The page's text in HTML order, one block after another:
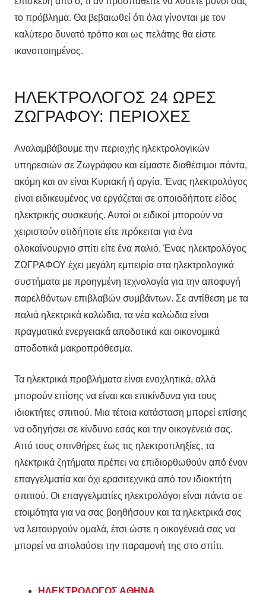
το πρόβλημα. Θα βεβαιωθεί ότι όλα γίνονται με τον
καλύτερο δυνατό τρόπο και ως πελάτης θα είστε
ικανοποιημένος.
ΗΛΕΚΤΡΟΛΟΓΟΣ 24 ΩΡΕΣ
ΖΩΓΡΑΦΟΥ: ΠΕΡΙΟΧΕΣ
Αναλαμβάβουμε την περιοχής ηλεκτρολογικών
υπηρεσιών σε Ζωγράφου και είμαστε διαθέσιμοι πάντα,
ακόμη και αν είναι Κυριακή ή αργία. Ένας ηλεκτρολόγος
είναι ειδικευμένος να εργάζεται σε οποιοδήποτε είδος
ηλεκτρικής συσκευής. Αυτοί οι ειδικοί μπορούν να
χειριστούν οτιδήποτε είτε πρόκειται για ένα
ολοκαίνουργιο σπίτι είτε ένα παλιό. Ένας ηλεκτρολόγος
ΖΩΓΡΑΦΟΥ έχει μεγάλη εμπειρία στα ηλεκτρολογικά
συστήματα με προηγμένη τεχνολογία για την αποφυγή
παρελθόντων επιβλαβών συμβάντων. Σε αντίθεση με τα
παλιά ηλεκτρικά καλώδια, τα νέα καλώδια είναι
πραγματικά ενεργειακά αποδοτικά και οικονομικά
αποδοτικά μακροπρόθεσμα.
Τα ηλεκτρικά προβλήματα είναι ενοχλητικά, αλλά
μπορούν επίσης να είναι και επικίνδυνα για τους
ιδιοκτήτες σπιτιού. Μια τέτοια κατάσταση μπορεί επίσης
να οδηγήσει σε κίνδυνο εσάς και την οικογένειά σας.
Από τους σπινθήρες έως τις ηλεκτροπληξίες, τα
ηλεκτρικά ζητήματα πρέπει να επιδιορθωθούν από έναν
επαγγελματία και όχι ερασιτεχνικά από τον ιδιοκτήτη
σπιτιού. Οι επαγγελματίες ηλεκτρολόγοι είναι πάντα σε
ετοιμότητα για να σας βοηθήσουν και τα ηλεκτρικά σας
να λειτουργούν ομαλά, έτσι ώστε η οικογένειά σας να
μπορεί να απολαύσει την παραμονή της στο σπίτι.
ΗΛΕΚΤΡΟΛΟΓΟΣ ΑΘΗΝΑ